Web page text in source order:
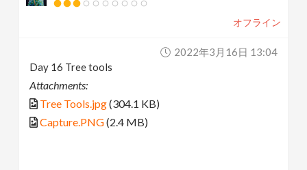
オフライン
2022年3月16日 13:04
Day 16 Tree tools
Attachments:
Tree Tools.jpg(304.1 KB)
Capture.PNG(2.4 MB)